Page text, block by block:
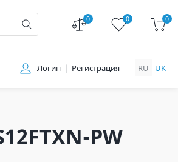
0 0 0
Логин Регистрация RU UK
PW